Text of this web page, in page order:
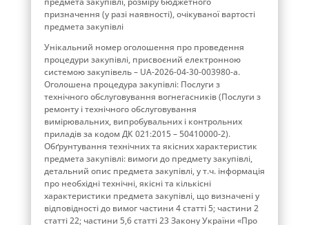
призначення (у разі наявності), очікуваної вартості
предмета закупівлі
Унікальний номер оголошення про проведення
процедури закупівлі, присвоєний електронною
системою закупівель – UA-2026-04-30-003980-a.
Оголошена процедура закупівлі: Послуги з
технічного обслуговування вогнегасників (Послуги з
ремонту і технічного обслуговування
вимірювальних, випробувальних і контрольних
приладів за кодом ДК 021:2015 – 50410000-2).
Обґрунтування технічних та якісних характеристик
предмета закупівлі: вимоги до предмету закупівлі,
детальний опис предмета закупівлі, у т.ч. інформація
про необхідні технічні, якісні та кількісні
характеристики предмета закупівлі, що визначені у
відповідності до вимог частини 4 статті 5; частини 2
статті 22; частини 5,6 статті 23 Закону України «Про